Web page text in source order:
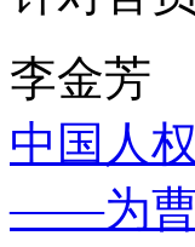
李金芳
中国人
——为曹